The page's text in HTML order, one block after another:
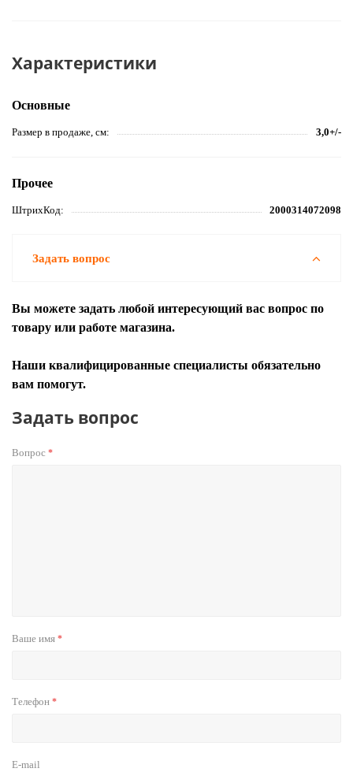
Характеристики
Основные
Размер в продаже, см 3,0+/-
Прочее
ШтрихКод 2000314072098
Задать вопрос
Вы можете задать любой интересующий вас вопрос по
товару или работе магазина.
Наши квалифицированные специалисты обязательно
вам помогут.
Задать вопрос
Вопрос *
Ваше имя *
Телефон *
E-mail